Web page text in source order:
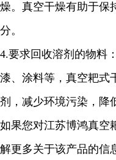
燥。真空干燥有助于保
分。
4.要求回收溶剂的物料
漆、涂料等，真空耙式
剂，减少环境污染，降
如果您对江苏博鸿真空
解更多关于该产品的信